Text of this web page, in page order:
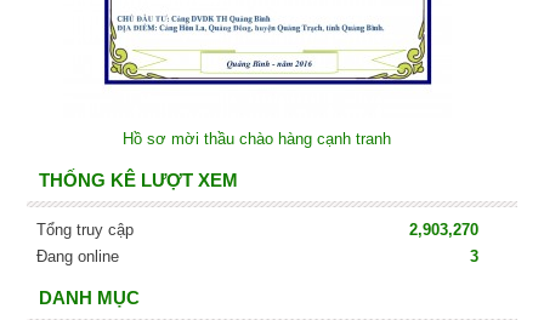
Hồ sơ mời thầu chào hàng cạnh tranh
THỐNG KÊ LƯỢT XEM
Tổng truy cập
2,903,270
Đang online
3
DANH MỤC